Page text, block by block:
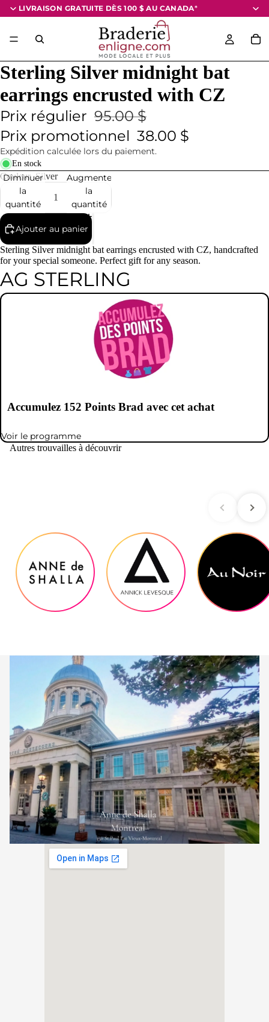
LIVRAISON GRATUITE DÈS 100 $ AU CANADA*
Sterling Silver midnight bat
earrings encrusted with CZ
Prix régulier 95.00 $
Prix promotionnel 38.00 $
Expédition calculée lors du paiement.
En stock
Couleur Silver
Diminuer
la
quantité
Augmenter
la
quantité
Ajouter au panier
Sterling Silver midnight bat earrings encrusted with CZ, handcrafted
for your special someone. Perfect gift for any season.
AG STERLING
Accumulez 152 Points Brad avec cet achat
Voir le programme
Autres trouvailles à découvrir